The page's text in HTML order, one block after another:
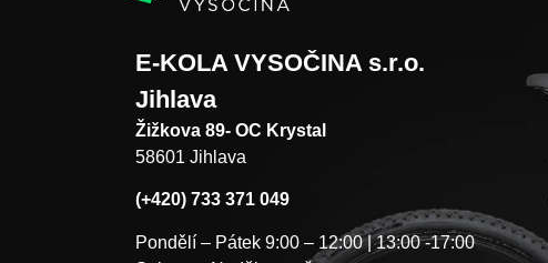
E-KOLA VYSOČINA s.r.o.
Jihlava
Žižkova 89- OC Krystal
58601 Jihlava
(+420) 733 371 049
Pondělí – Pátek 9:00 – 12:00 | 13:00 -17:00